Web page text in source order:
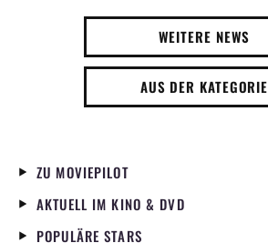
WEITERE NEWS
AUS DER KATEGORIE
ZU MOVIEPILOT
AKTUELL IM KINO & DVD
POPULÄRE STARS